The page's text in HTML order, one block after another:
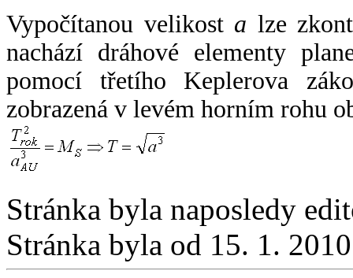
Vypočítanou velikost a lze
nachází dráhové elementy
pomocí třetího Keplerova
zobrazená v levém horním rohu
Stránka byla naposledy
Stránka byla od 15. 1.